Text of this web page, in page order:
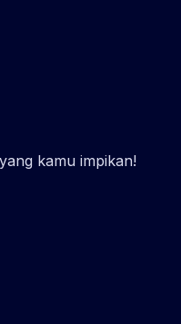
kamu impikan!